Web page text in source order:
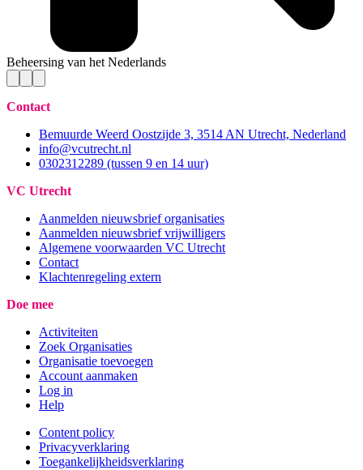
Beheersing van het Nederlands
Contact
Bemuurde Weerd Oostzijde 3, 3514 AN Utrecht, Nederland
info@vcutrecht.nl
0302312289 (tussen 9 en 14 uur)
VC Utrecht
Aanmelden nieuwsbrief organisaties
Aanmelden nieuwsbrief vrijwilligers
Algemene voorwaarden VC Utrecht
Contact
Klachtenregeling extern
Doe mee
Activiteiten
Zoek Organisaties
Organisatie toevoegen
Account aanmaken
Log in
Help
Content policy
Privacyverklaring
Toegankelijkheidsverklaring